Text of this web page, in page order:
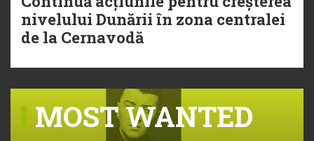
nivelului Dunării în zona centralei
de la Cernavodă
MOST WANTED